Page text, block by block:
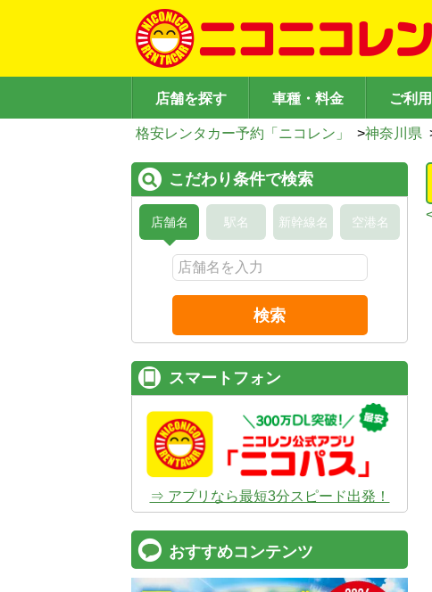
店舗を探す 車種・料金 ご利
格安レンタカー予約「ニコレン」 >神奈川県
こだわり条件で検索
店舗名 駅名 新幹線名 空港名
検索
スマートフォン
⇒ アプリなら最短3分スピード出発！
おすすめコンテンツ